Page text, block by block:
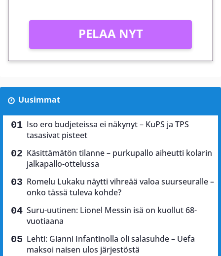
PELAA NYT
Uusimmat
Iso ero budjeteissa ei näkynyt – KuPS ja TPS
tasasivat pisteet
Käsittämätön tilanne – purkupallo aiheutti kolarin
jalkapallo-ottelussa
Romelu Lukaku näytti vihreää valoa suurseuralle –
onko tässä tuleva kohde?
Suru-uutinen: Lionel Messin isä on kuollut 68-
vuotiaana
Lehti: Gianni Infantinolla oli salasuhde – Uefa
maksoi naisen ulos järjestöstä